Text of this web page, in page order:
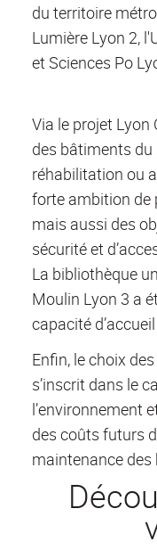
du territoire
Lumière Lyon 2,
et Sciences Po
Via le projet
des bâtiments du
réhabilitation ou
forte ambition de
mais aussi des
sécurité et
La bibliothèque
Moulin Lyon 3 a
capacité
Enfin, le choix
s’inscrit dans le
l’environnement
des coûts futurs
maintenance